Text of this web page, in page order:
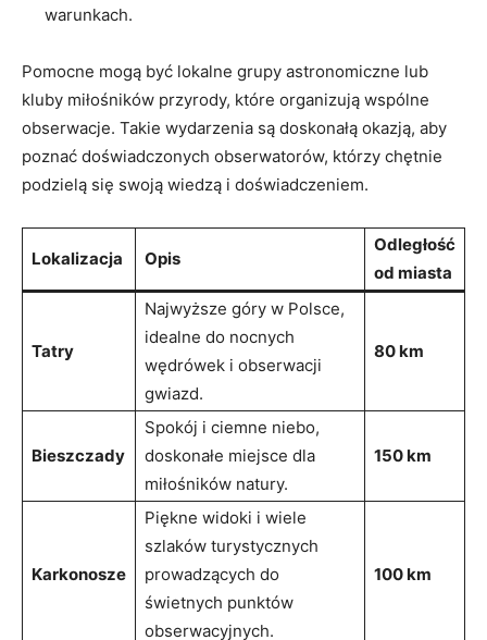
warunkach.
Pomocne mogą być lokalne grupy astronomiczne ‍lub
kluby ‌miłośników ‍przyrody, które organizują wspólne
obserwacje. Takie wydarzenia są doskonałą okazją, aby
poznać doświadczonych obserwatorów, którzy chętnie
podzielą się swoją wiedzą i doświadczeniem.
Lokalizacja Opis
Odległość
od miasta
Tatry
Najwyższe góry w Polsce,
idealne do nocnych
wędrówek‍ i obserwacji
gwiazd.
80 km
Bieszczady
Spokój i ciemne‌ niebo,
doskonałe miejsce dla
miłośników ⁣natury.
150 km
Karkonosze
Piękne widoki i wiele
szlaków turystycznych
prowadzących do
świetnych punktów
obserwacyjnych.
100 km